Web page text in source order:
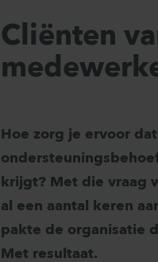
Cliënten
Hoe zorg je ervoor
krijgt? Met die vraag
al een aantal keren
pakte de organisatie
Met resultaat.